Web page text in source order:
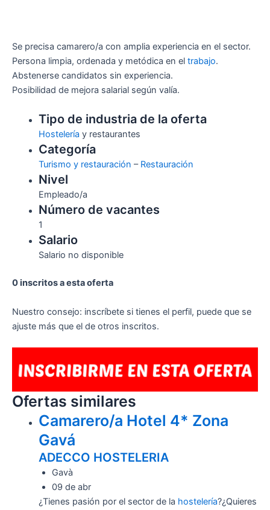
Se precisa camarero/a con amplia experiencia en el sector.
Persona limpia, ordenada y metódica en el trabajo.
Abstenerse candidatos sin experiencia.
Posibilidad de mejora salarial según valía.
Tipo de industria de la oferta
Hostelería y restaurantes
Categoría
Turismo y restauración – Restauración
Nivel
Empleado/a
Número de vacantes
1
Salario
Salario no disponible
0 inscritos a esta oferta
Nuestro consejo: inscríbete si tienes el perfil, puede que se
ajuste más que el de otros inscritos.
Ofertas similares
Camarero/a Hotel 4* Zona
Gavá
ADECCO HOSTELERIA
Gavà
09 de abr
¿Tienes pasión por el sector de la hostelería?¿Quieres